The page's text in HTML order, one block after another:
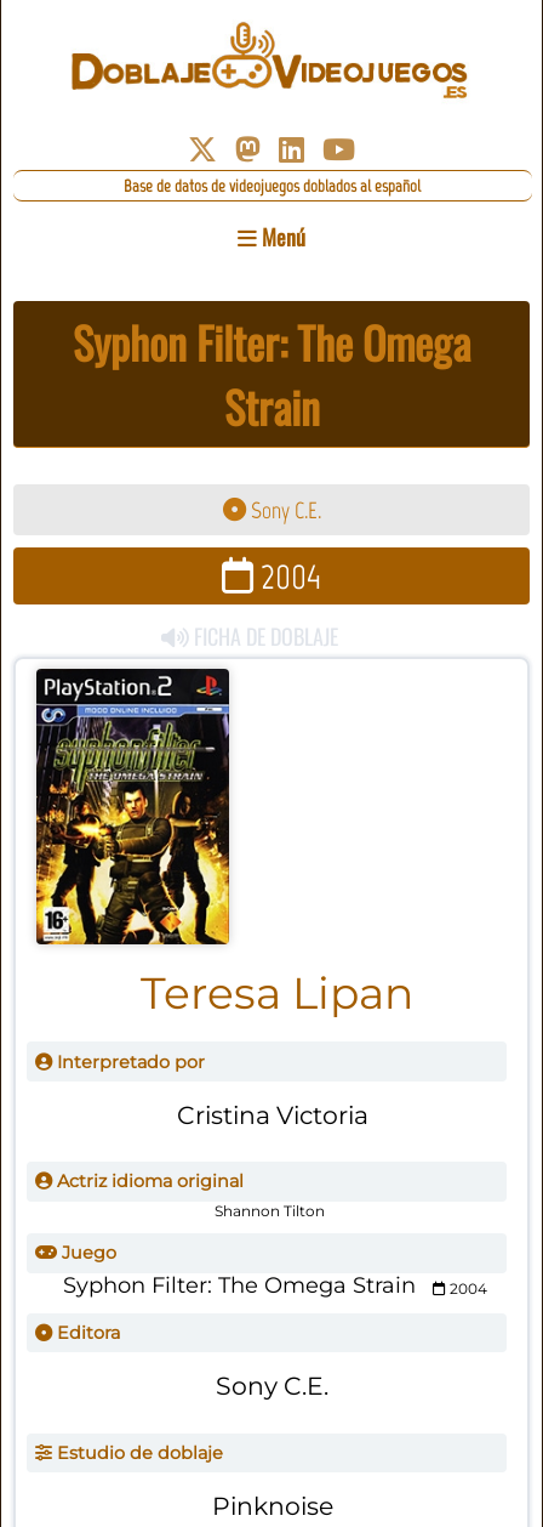
Base de datos de videojuegos doblados al español
Menú
Syphon Filter: The Omega
Strain
Sony C.E.
2004
FICHA DE DOBLAJE
Teresa Lipan
Interpretado por
Cristina Victoria
Actriz idioma original
Shannon Tilton
Juego
Syphon Filter: The Omega Strain 2004
Editora
Sony C.E.
Estudio de doblaje
Pinknoise